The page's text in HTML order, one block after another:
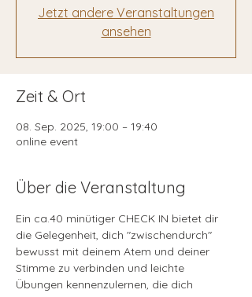
Jetzt andere Veranstaltungen
ansehen
Zeit & Ort
08. Sep. 2025, 19:00 – 19:40
online event
Über die Veranstaltung
Ein ca.40 minütiger CHECK IN bietet dir
die Gelegenheit, dich "zwischendurch"
bewusst mit deinem Atem und deiner
Stimme zu verbinden und leichte
Übungen kennenzulernen, die dich